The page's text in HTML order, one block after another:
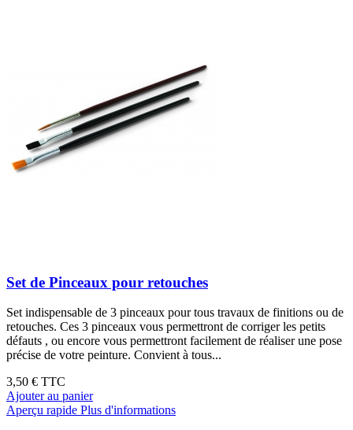
Set de Pinceaux pour retouches
Set indispensable de 3 pinceaux pour tous travaux de finitions ou de
retouches. Ces 3 pinceaux vous permettront de corriger les petits
défauts , ou encore vous permettront facilement de réaliser une pose
précise de votre peinture. Convient à tous...
3,50 € TTC
Ajouter au panier
Aperçu rapide Plus d'informations